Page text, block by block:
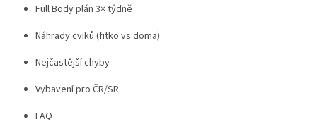
Full Body plán 3× týdně
Náhrady cviků (fitko vs doma)
Nejčastější chyby
Vybavení pro ČR/SR
FAQ